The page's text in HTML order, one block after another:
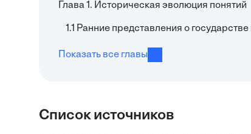
Глава 1. Историческая эволюция понятий
1.1 Ранние представления о
Показать все главы
Список источников